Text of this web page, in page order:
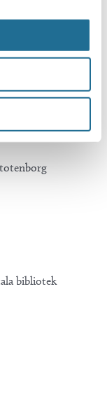
bibliotek